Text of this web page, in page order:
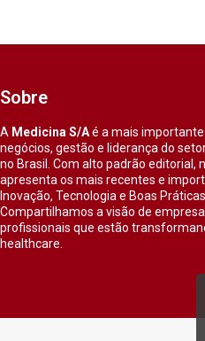
Sobre
A Medicina S/Aé a mais
negócios, gestão e liderança do
no Brasil. Com alto padrão editorial,
apresenta os mais recentes e
Inovação, Tecnologia e Boas
Compartilhamos a visão de
profissionais que estão
healthcare.